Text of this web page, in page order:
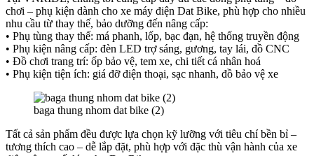
chơi – phụ kiện dành cho xe máy điện Dat Bike, phù hợp cho nhiều
nhu cầu từ thay thế, bảo dưỡng đến nâng cấp:
• Phụ tùng thay thế: má phanh, lốp, bạc đạn, hệ thống truyền động
• Phụ kiện nâng cấp: đèn LED trợ sáng, gương, tay lái, đồ CNC
• Đồ chơi trang trí: ốp bảo vệ, tem xe, chi tiết cá nhân hoá
• Phụ kiện tiện ích: giá đỡ điện thoại, sạc nhanh, đồ bảo vệ xe
baga thung nhom dat bike (2)
Tất cả sản phẩm đều được lựa chọn kỹ lưỡng với tiêu chí bền bỉ –
tương thích cao – dễ lắp đặt, phù hợp với đặc thù vận hành của xe